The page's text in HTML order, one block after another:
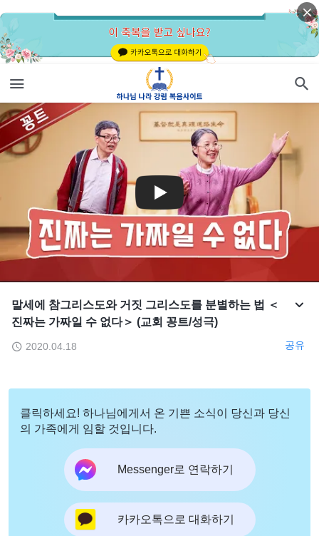
말세에 참그리스도와 거짓 그리스도를 분별하는 법 ＜
진짜는 가짜일 수 없다＞ (교회 꽁트/성극)
2020.04.18 공유
클릭하세요! 하나님에게서 온 기쁜 소식이 당신과 당신
의 가족에게 임할 것입니다.
Messenger로 연락하기
카카오톡으로 대화하기